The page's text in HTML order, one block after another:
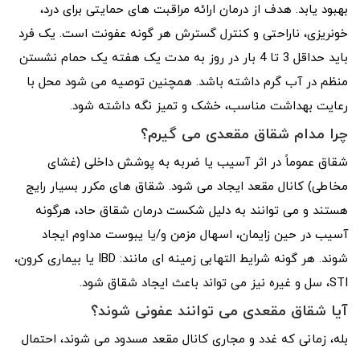
بهبود یابد. هدف از درمان ارائه مراقبت های حمایتی برای درد،
خونریزی، ناراحتی و کنترل گسترش هر گونه عفونت است. یک فرد
باید حداقل 3 تا 4 بار در روز به مدت یک هفته یک حمام نشستن
منظم در آب گرم داشته باشد. همچنین توصیه می شود محل با
رعایت بهداشت مناسب، خشک و تمیز نگه داشته شود.
چرا مدام شقاق مقعدی می گیرم؟
شقاق عموماً در اثر آسیب یا ضربه به پوشش داخلی (غشای
مخاطی) کانال مقعد ایجاد می شود. شقاق های مکرر بسیار رایج
هستند و می توانند به دلیل شکست درمان شقاق حاد، هرگونه
آسیب در حین زایمان، اسهال مزمن و/یا یبوست مداوم ایجاد
شوند. هر گونه شرایط التهابی زمینه ای مانند: IBD یا بیماری کرون،
STI، سل و غیره نیز می تواند باعث ایجاد شقاق شود.
آیا شقاق مقعدی می توانند عفونی شوند؟
بله، زمانی که غدد و مجاری کانال مقعد مسدود می شوند، احتمال